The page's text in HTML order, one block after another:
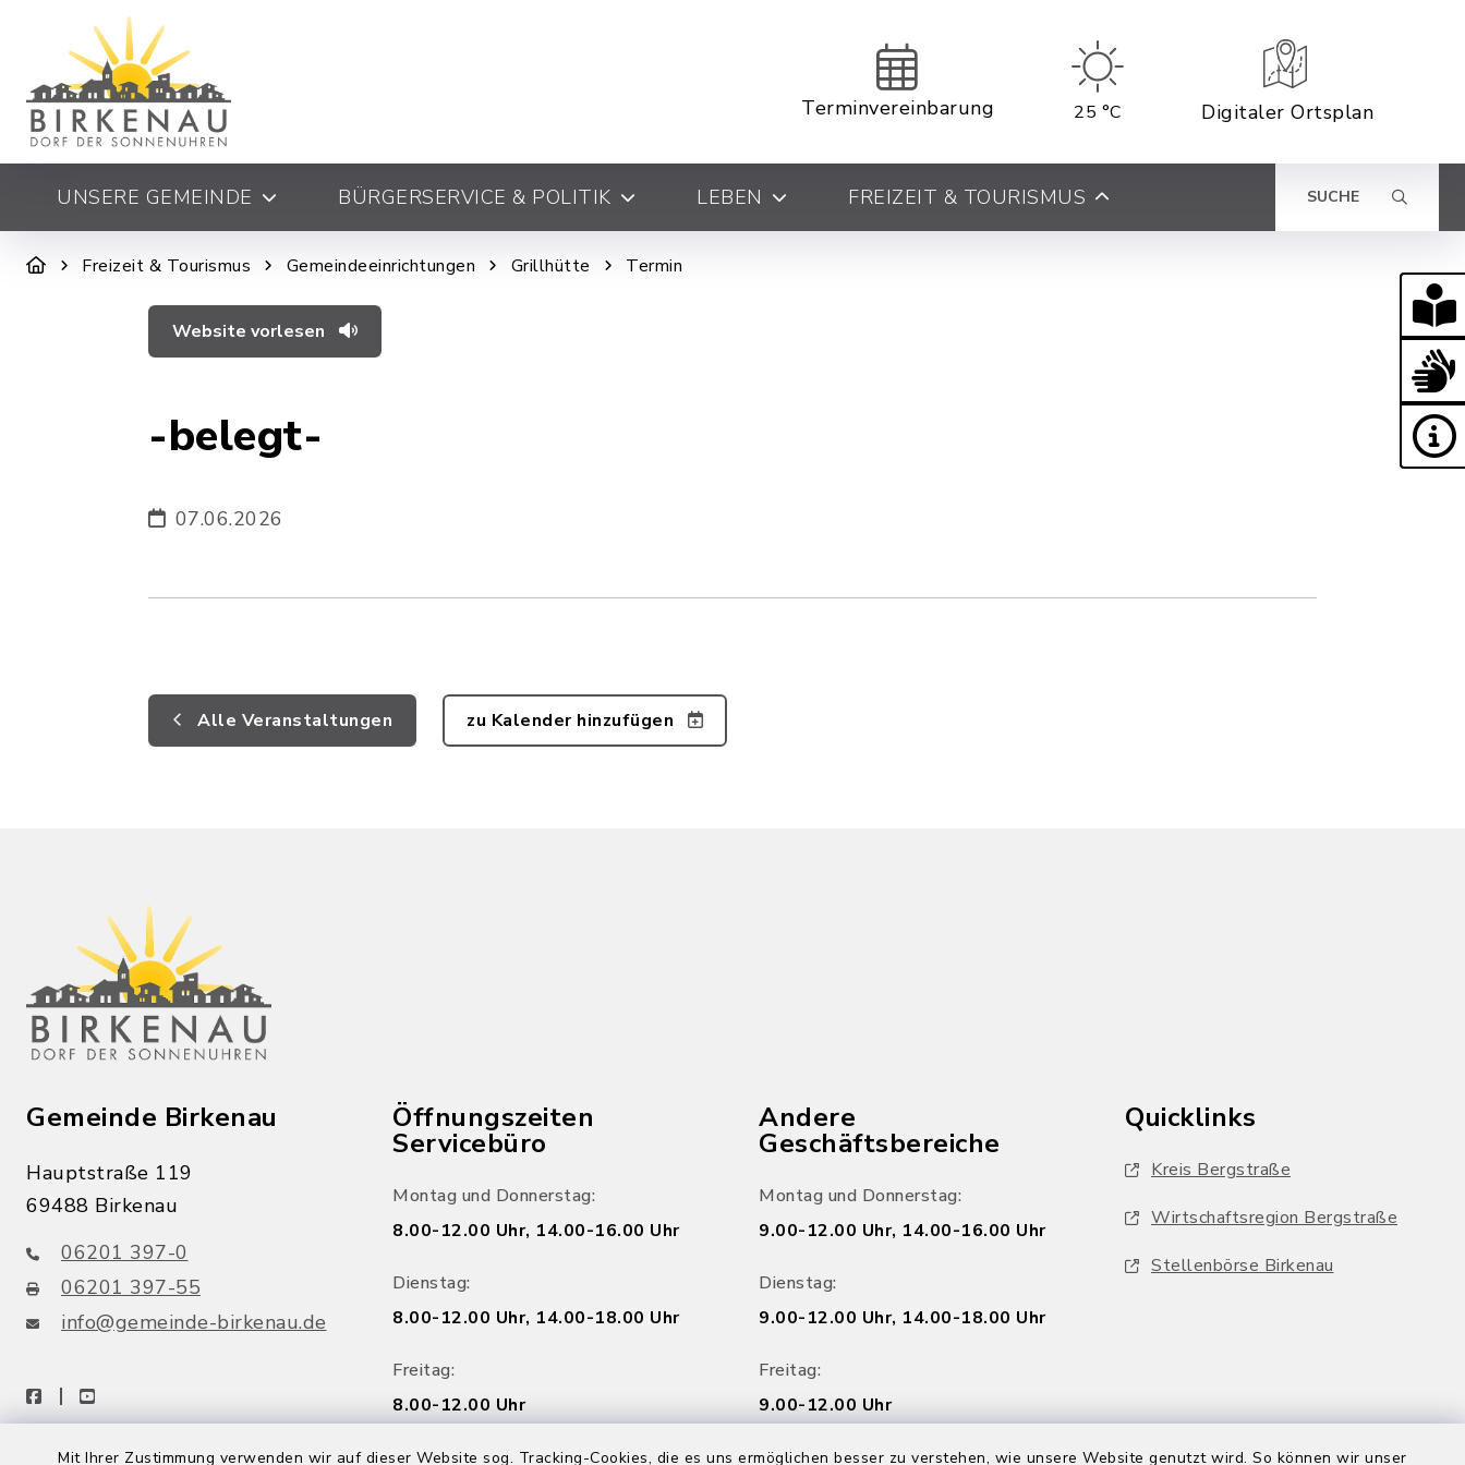
Mit Ihrer Zustimmung verwenden wir auf dieser Website sog. Tracking-Cookies, die es uns ermöglichen besser zu verstehen, wie unsere Website genutzt wird. So können wir unser
Terminvereinbarung 25 °C Digitaler Ortsplan
UNSERE GEMEINDE BÜRGERSERVICE & POLITIK LEBEN FREIZEIT & TOURISMUS SUCHE
Freizeit & Tourismus Gemeindeeinrichtungen Grillhütte Termin
Website vorlesen
-belegt-
07.06.2026
Alle Veranstaltungen zu Kalender hinzufügen
Gemeinde Birkenau
Hauptstraße 119
69488 Birkenau
06201 397-0
06201 397-55
info@gemeinde-birkenau.de
facebookyoutube
Öffnungszeiten
Servicebüro
Montag und Donnerstag:
8.00-12.00 Uhr, 14.00-16.00 Uhr
Dienstag:
8.00-12.00 Uhr, 14.00-18.00 Uhr
Freitag:
8.00-12.00 Uhr
Mittwoch:
Andere
Geschäftsbereiche
Montag und Donnerstag:
9.00-12.00 Uhr, 14.00-16.00 Uhr
Dienstag:
9.00-12.00 Uhr, 14.00-18.00 Uhr
Freitag:
9.00-12.00 Uhr
Quicklinks
Kreis Bergstraße
Wirtschaftsregion Bergstraße
Stellenbörse Birkenau